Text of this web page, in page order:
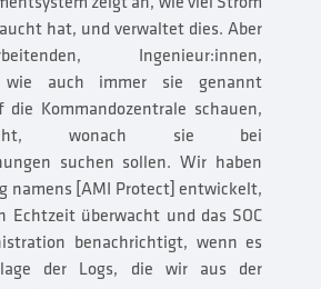
hat, und verwaltet dies. Aber
Ingenieur:innen,
wie auch immer sie genannt
die Kommandozentrale schauen,
wonach sie bei
suchen sollen. Wir haben
namens [AMI Protect] entwickelt,
Echtzeit überwacht und das SOC
benachrichtigt, wenn es
der Logs, die wir aus der